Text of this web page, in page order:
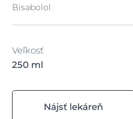
Bisabolol
Veľkosť
250 ml
Nájsť lekáreň